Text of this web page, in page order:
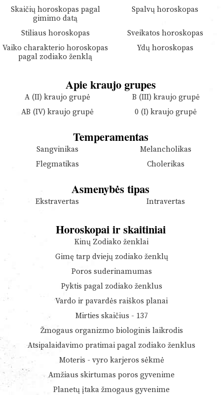
Skaičių horoskopas pagal
gimimo datą
Spalvų horoskopas
Stiliaus horoskopas
Sveikatos horoskopas
Vaiko charakterio horoskopas
pagal zodiako ženklą
Ydų horoskopas
Apie kraujo grupes
A (II) kraujo grupė
B (III) kraujo grupė
AB (IV) kraujo grupė
0 (I) kraujo grupė
Temperamentas
Sangvinikas
Melancholikas
Flegmatikas
Cholerikas
Asmenybės tipas
Ekstravertas Intravertas
Horoskopai ir skaitiniai
Kinų Zodiako ženklai
Gimę tarp dviejų zodiako ženklų
Poros suderinamumas
Pyktis pagal zodiako ženklus
Vardo ir pavardės raiškos planai
Mirties skaičius - 137
Žmogaus organizmo biologinis laikrodis
Atsipalaidavimo pratimai pagal zodiako ženklus
Moteris - vyro karjeros sėkmė
Amžiaus skirtumas poros gyvenime
Planetų įtaka žmogaus gyvenime